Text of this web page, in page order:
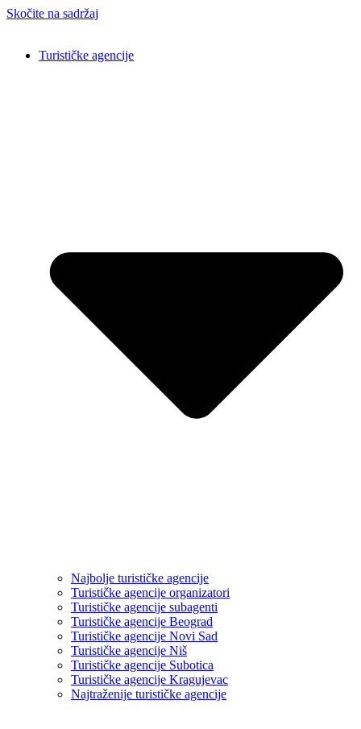
Skočite na sadržaj
Turističke agencije
Najbolje turističke agencije
Turističke agencije organizatori
Turističke agencije subagenti
Turističke agencije Beograd
Turističke agencije Novi Sad
Turističke agencije Niš
Turističke agencije Subotica
Turističke agencije Kragujevac
Najtraženije turističke agencije